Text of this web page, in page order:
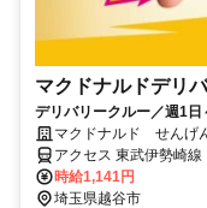
マクドナルドデリ
デリバリークルー／週1
マクドナルド せんげ
アクセス 東武伊勢崎線
約1分、東武伊勢崎線
東武伊勢崎線〔スカイ
時給1,141円
埼玉県越谷市